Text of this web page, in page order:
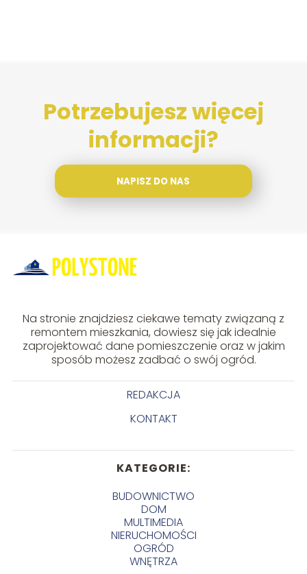
Potrzebujesz więcej
informacji?
NAPISZ DO NAS
Na stronie znajdziesz ciekawe tematy związaną z
remontem mieszkania, dowiesz się jak idealnie
zaprojektować dane pomieszczenie oraz w jakim
sposób możesz zadbać o swój ogród.
REDAKCJA
KONTAKT
KATEGORIE:
BUDOWNICTWO
DOM
MULTIMEDIA
NIERUCHOMOŚCI
OGRÓD
WNĘTRZA